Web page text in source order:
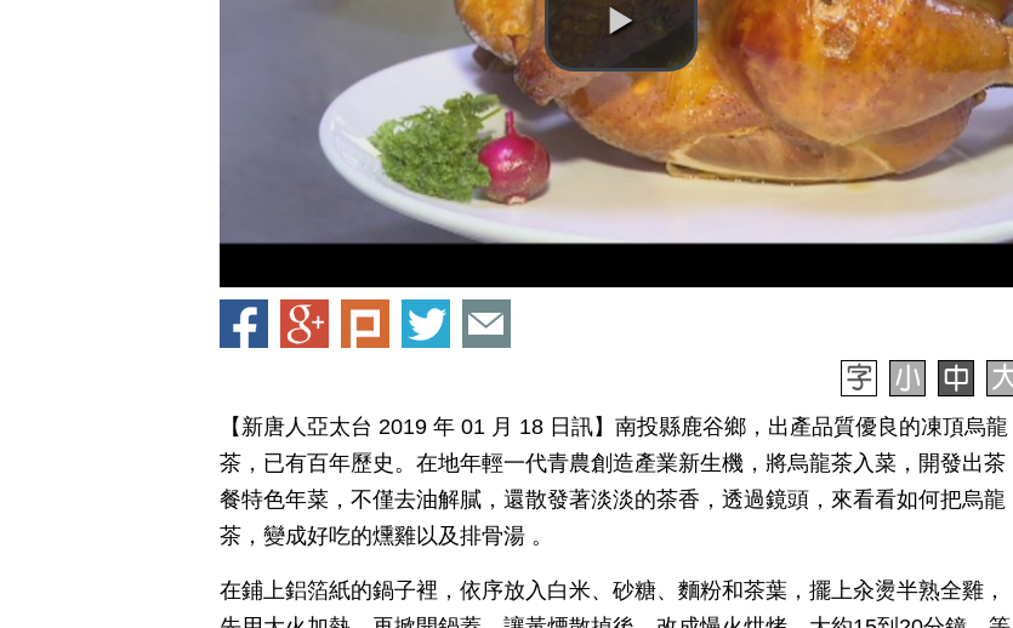
【新唐人亞太台 2019 年 01 月 18 日訊】南投縣鹿谷鄉，出產品質優良的凍頂烏龍
茶，已有百年歷史。在地年輕一代青農創造產業新生機，將烏龍茶入菜，開發出茶
餐特色年菜，不僅去油解膩，還散發著淡淡的茶香，透過鏡頭，來看看如何把烏龍
茶，變成好吃的燻雞以及排骨湯 。
在鋪上鋁箔紙的鍋子裡，依序放入白米、砂糖、麵粉和茶葉，擺上汆燙半熟全雞，